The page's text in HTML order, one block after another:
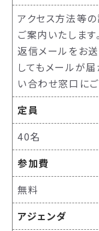
アクセス方法等
ご案内いたしま
返信メールをお
してもメールが
い合わせ窓口にご
定員
40名
参加費
無料
アジェンダ